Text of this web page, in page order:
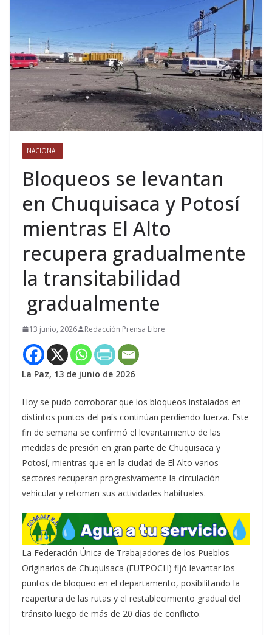
NACIONAL
Bloqueos se levantan
en Chuquisaca y Potosí
mientras El Alto
recupera gradualmente
la transitabilidad
gradualmente
13 junio, 2026 Redacción Prensa Libre
La Paz, 13 de junio de 2026
Hoy se pudo corroborar que los bloqueos instalados en
distintos puntos del país continúan perdiendo fuerza. Este
fin de semana se confirmó el levantamiento de las
medidas de presión en gran parte de Chuquisaca y
Potosí, mientras que en la ciudad de El Alto varios
sectores recuperan progresivamente la circulación
vehicular y retoman sus actividades habituales.
La Federación Única de Trabajadores de los Pueblos
Originarios de Chuquisaca (FUTPOCH) fijó levantar los
puntos de bloqueo en el departamento, posibilitando la
reapertura de las rutas y el restablecimiento gradual del
tránsito luego de más de 20 días de conflicto.